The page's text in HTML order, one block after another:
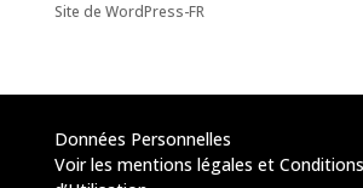
Site de WordPress-FR
Données Personnelles
Voir les mentions légales et